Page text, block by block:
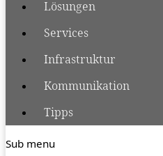
Lösungen
Services
Infrastruktur
Kommunikation
Tipps
Sub menu